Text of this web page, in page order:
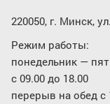
220050, г. Минск,
Режим работы:
понедельник —
с 09.00 до 18.00
перерыв на обед с